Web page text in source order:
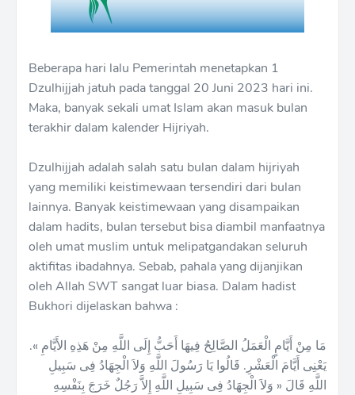
Beberapa hari lalu Pemerintah menetapkan 1
Dzulhijjah jatuh pada tanggal 20 Juni 2023 hari ini.
Maka, banyak sekali umat Islam akan masuk bulan
terakhir dalam kalender Hijriyah.
Dzulhijjah adalah salah satu bulan dalam hijriyah
yang memiliki keistimewaan tersendiri dari bulan
lainnya. Banyak keistimewaan yang disampaikan
dalam hadits, bulan tersebut bisa diambil manfaatnya
oleh umat muslim untuk melipatgandakan seluruh
aktifitas ibadahnya. Sebab, pahala yang dijanjikan
oleh Allah SWT sangat luar biasa. Dalam hadist
Bukhori dijelaskan bahwa :
مَا مِنْ أَيَّامٍ الْعَمَلُ الصَّالِحُ فِيهَا أَحَبُّ إِلَى اللَّهِ مِنْ هَذِهِ الأَيَّامِ ».
يَعْنِى أَيَّامَ الْعَشْرِ. قَالُوا يَا رَسُولَ اللَّهِ وَلاَ الْجِهَادُ فِى سَبِيلِ
اللَّهِ قَالَ « وَلاَ الْجِهَادُ فِى سَبِيلِ اللَّهِ إِلاَّ رَجُلٌ خَرَجَ بِنَفْسِهِ